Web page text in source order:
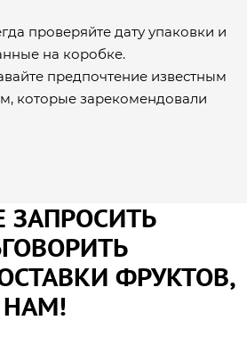
проверяйте дату упаковки и
на коробке.
предпочтение известным
которые зарекомендовали
ФРУКТОВ,